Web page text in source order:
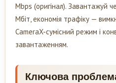
Mbps (оригінал). Завантажуй
Мбіт, економія трафіку —
CameraX-сумісний режим і
завантаженням.
Ключова